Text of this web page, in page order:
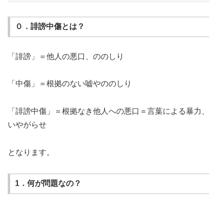
０．誹謗中傷とは？
「誹謗」＝他人の悪口、ののしり
「中傷」＝根拠のない嘘やののしり
「誹謗中傷」＝根拠なき他人への悪口＝言葉による暴力、
いやがらせ
となります。
1．何が問題なの？